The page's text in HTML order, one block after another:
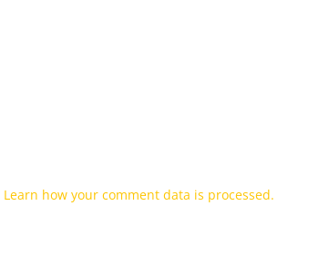
Learn how your comment data is processed.